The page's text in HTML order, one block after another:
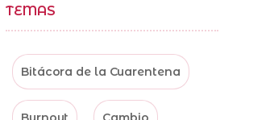
TEMAS
Bitácora de la Cuarentena